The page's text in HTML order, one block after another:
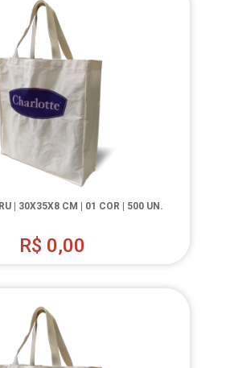
| 30X35X8 CM | 01 COR | 500 UN.
R$ 0,00